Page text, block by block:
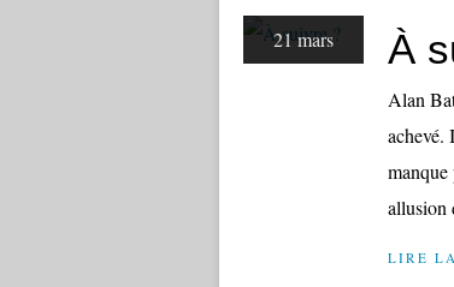
21 mars À
Alan
achevé.
allusion
LIRE